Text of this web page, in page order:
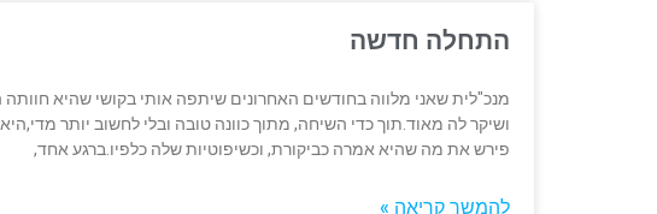
התחלה חדשה
מנכ"לית שאני מלווה בחודשים האחרונים שיתפה אותי בקושי שהיא
ושיקר לה מאוד.תוך כדי השיחה, מתוך כוונה טובה ובלי לחשוב יותר
פירש את מה שהיא אמרה כביקורת, וכשיפוטיות שלה כלפיו.ברגע אחד,
להמשך קריאה »